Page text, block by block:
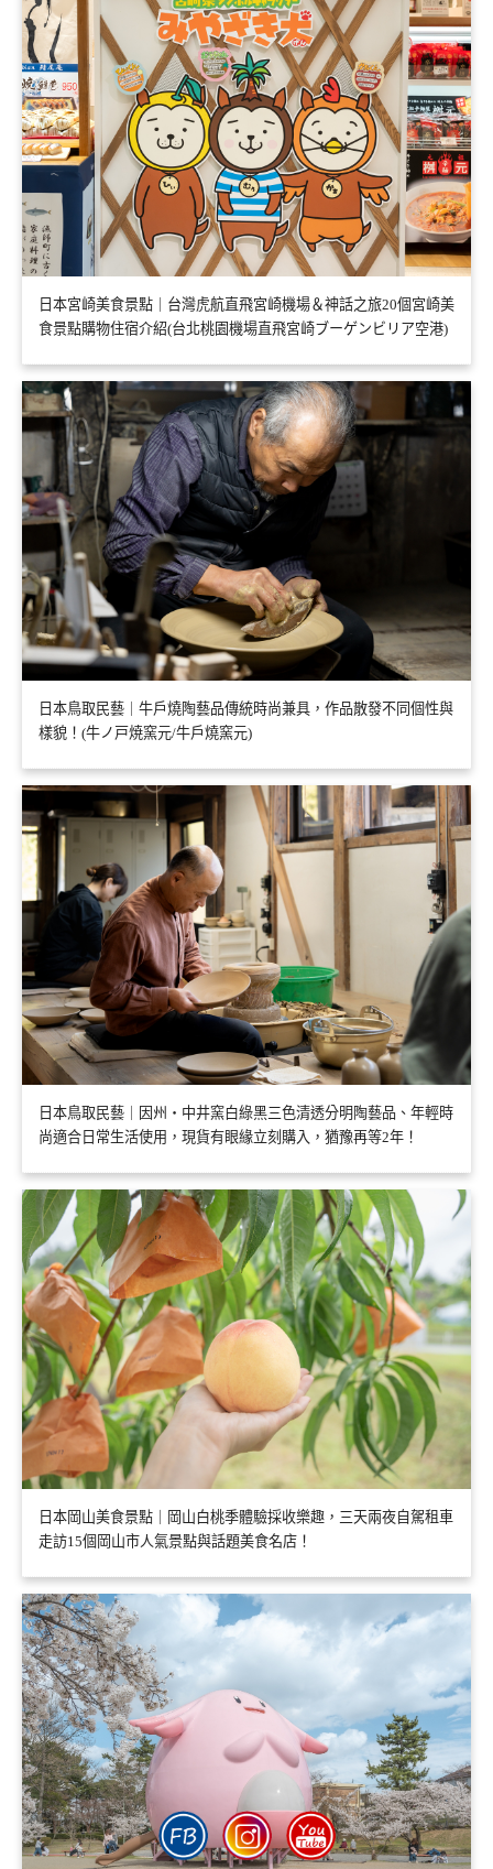
日本宮崎美食景點｜台灣虎航直飛宮崎機場＆神話之旅20個宮崎美
食景點購物住宿介紹(台北桃園機場直飛宮崎ブーゲンビリア空港)
日本鳥取民藝｜牛戶燒陶藝品傳統時尚兼具，作品散發不同個性與
樣貌！(牛ノ戸焼窯元/牛戶燒窯元)
日本鳥取民藝｜因州・中井窯白綠黑三色清透分明陶藝品、年輕時
尚適合日常生活使用，現貨有眼緣立刻購入，猶豫再等2年！
日本岡山美食景點｜岡山白桃季體驗採收樂趣，三天兩夜自駕租車
走訪15個岡山市人氣景點與話題美食名店！